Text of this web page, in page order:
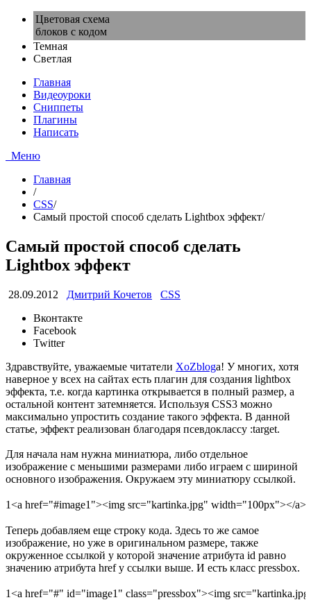
Цветовая схема
блоков с кодом
Темная
Светлая
Главная
Видеоуроки
Сниппеты
Плагины
Написать
Меню
Главная
/
CSS/
Самый простой способ сделать Lightbox эффект/
Самый простой способ сделать
Lightbox эффект
28.09.2012 Дмитрий Кочетов
CSS
Вконтакте
Facebook
Twitter
Здравствуйте, уважаемые читатели XoZbloga! У многих, хотя
наверное у всех на сайтах есть плагин для создания lightbox
эффекта, т.е. когда картинка открывается в полный размер, а
остальной контент затемняется. Используя CSS3 можно
максимально упростить создание такого эффекта. В данной
статье, эффект реализован благодаря псевдоклассу :target.
Для начала нам нужна миниатюра, либо отдельное
изображение с меньшими размерами либо играем с шириной
основного изображения. Окружаем эту миниатюру ссылкой.
1<a href="#image1"><img src="kartinka.jpg" width="100px"></a>
Теперь добавляем еще строку кода. Здесь то же самое
изображение, но уже в оригинальном размере, также
окруженное ссылкой у которой значение атрибута id равно
значению атрибута hrefу ссылки выше. И есть класс pressbox.
1<a href="#" id="image1" class="pressbox"><img src=